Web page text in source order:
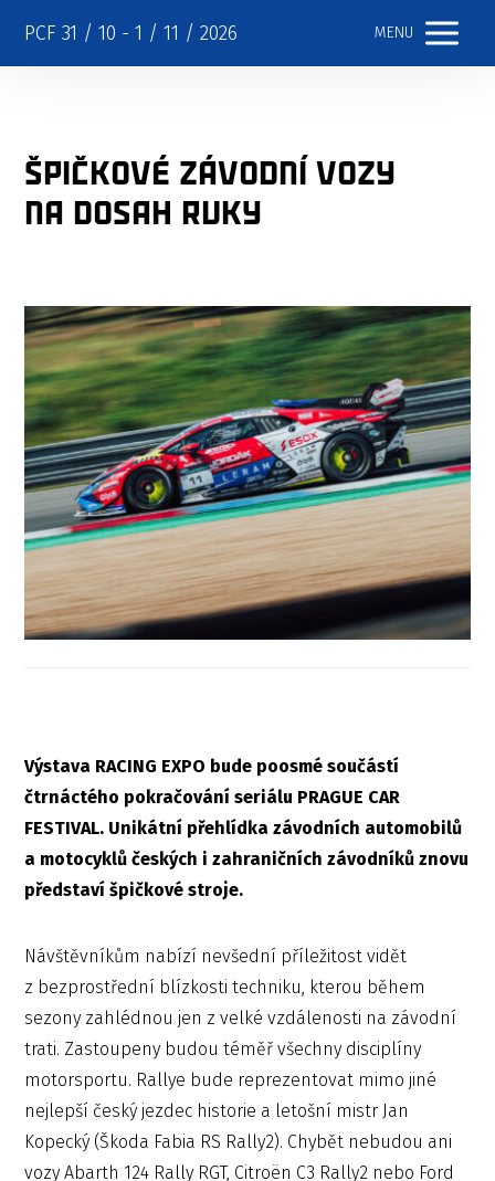
PCF 31 / 10 - 1 / 11 / 2026 MENU
Špičkové závodní vozy
na dosah ruky
Výstava RACING EXPO bude poosmé součástí
čtrnáctého pokračování seriálu PRAGUE CAR
FESTIVAL. Unikátní přehlídka závodních automobilů
a motocyklů českých i zahraničních závodníků znovu
představí špičkové stroje.
Návštěvníkům nabízí nevšední příležitost vidět
z bezprostřední blízkosti techniku, kterou během
sezony zahlédnou jen z velké vzdálenosti na závodní
trati. Zastoupeny budou téměř všechny disciplíny
motorsportu. Rallye bude reprezentovat mimo jiné
nejlepší český jezdec historie a letošní mistr Jan
Kopecký (Škoda Fabia RS Rally2). Chybět nebudou ani
vozy Abarth 124 Rally RGT, Citroën C3 Rally2 nebo Ford